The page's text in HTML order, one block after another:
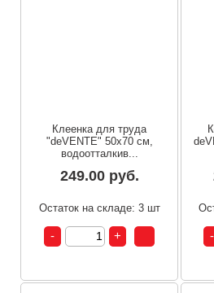
Клеенка для труда
"deVENTE" 50x70 см,
водоотталкив...
249.00 руб.
Остаток на складе: 3 шт